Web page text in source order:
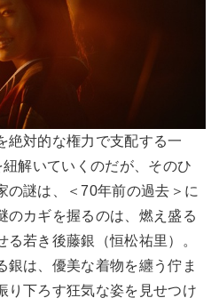
絶対的な権力で支配する一
紐解いていくのだが、そのひ
の謎は、＜70年前の過去＞に
のカギを握るのは、燃え盛る
若き後藤銀（恒松祐里）。
銀は、優美な着物を纏う佇ま
り下ろす狂気な姿を見せつけ